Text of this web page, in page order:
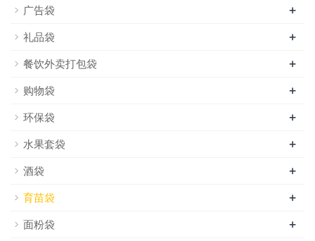
广告袋 +
礼品袋 +
餐饮外卖打包袋 +
购物袋 +
环保袋 +
水果套袋 +
酒袋 +
育苗袋 +
面粉袋 +